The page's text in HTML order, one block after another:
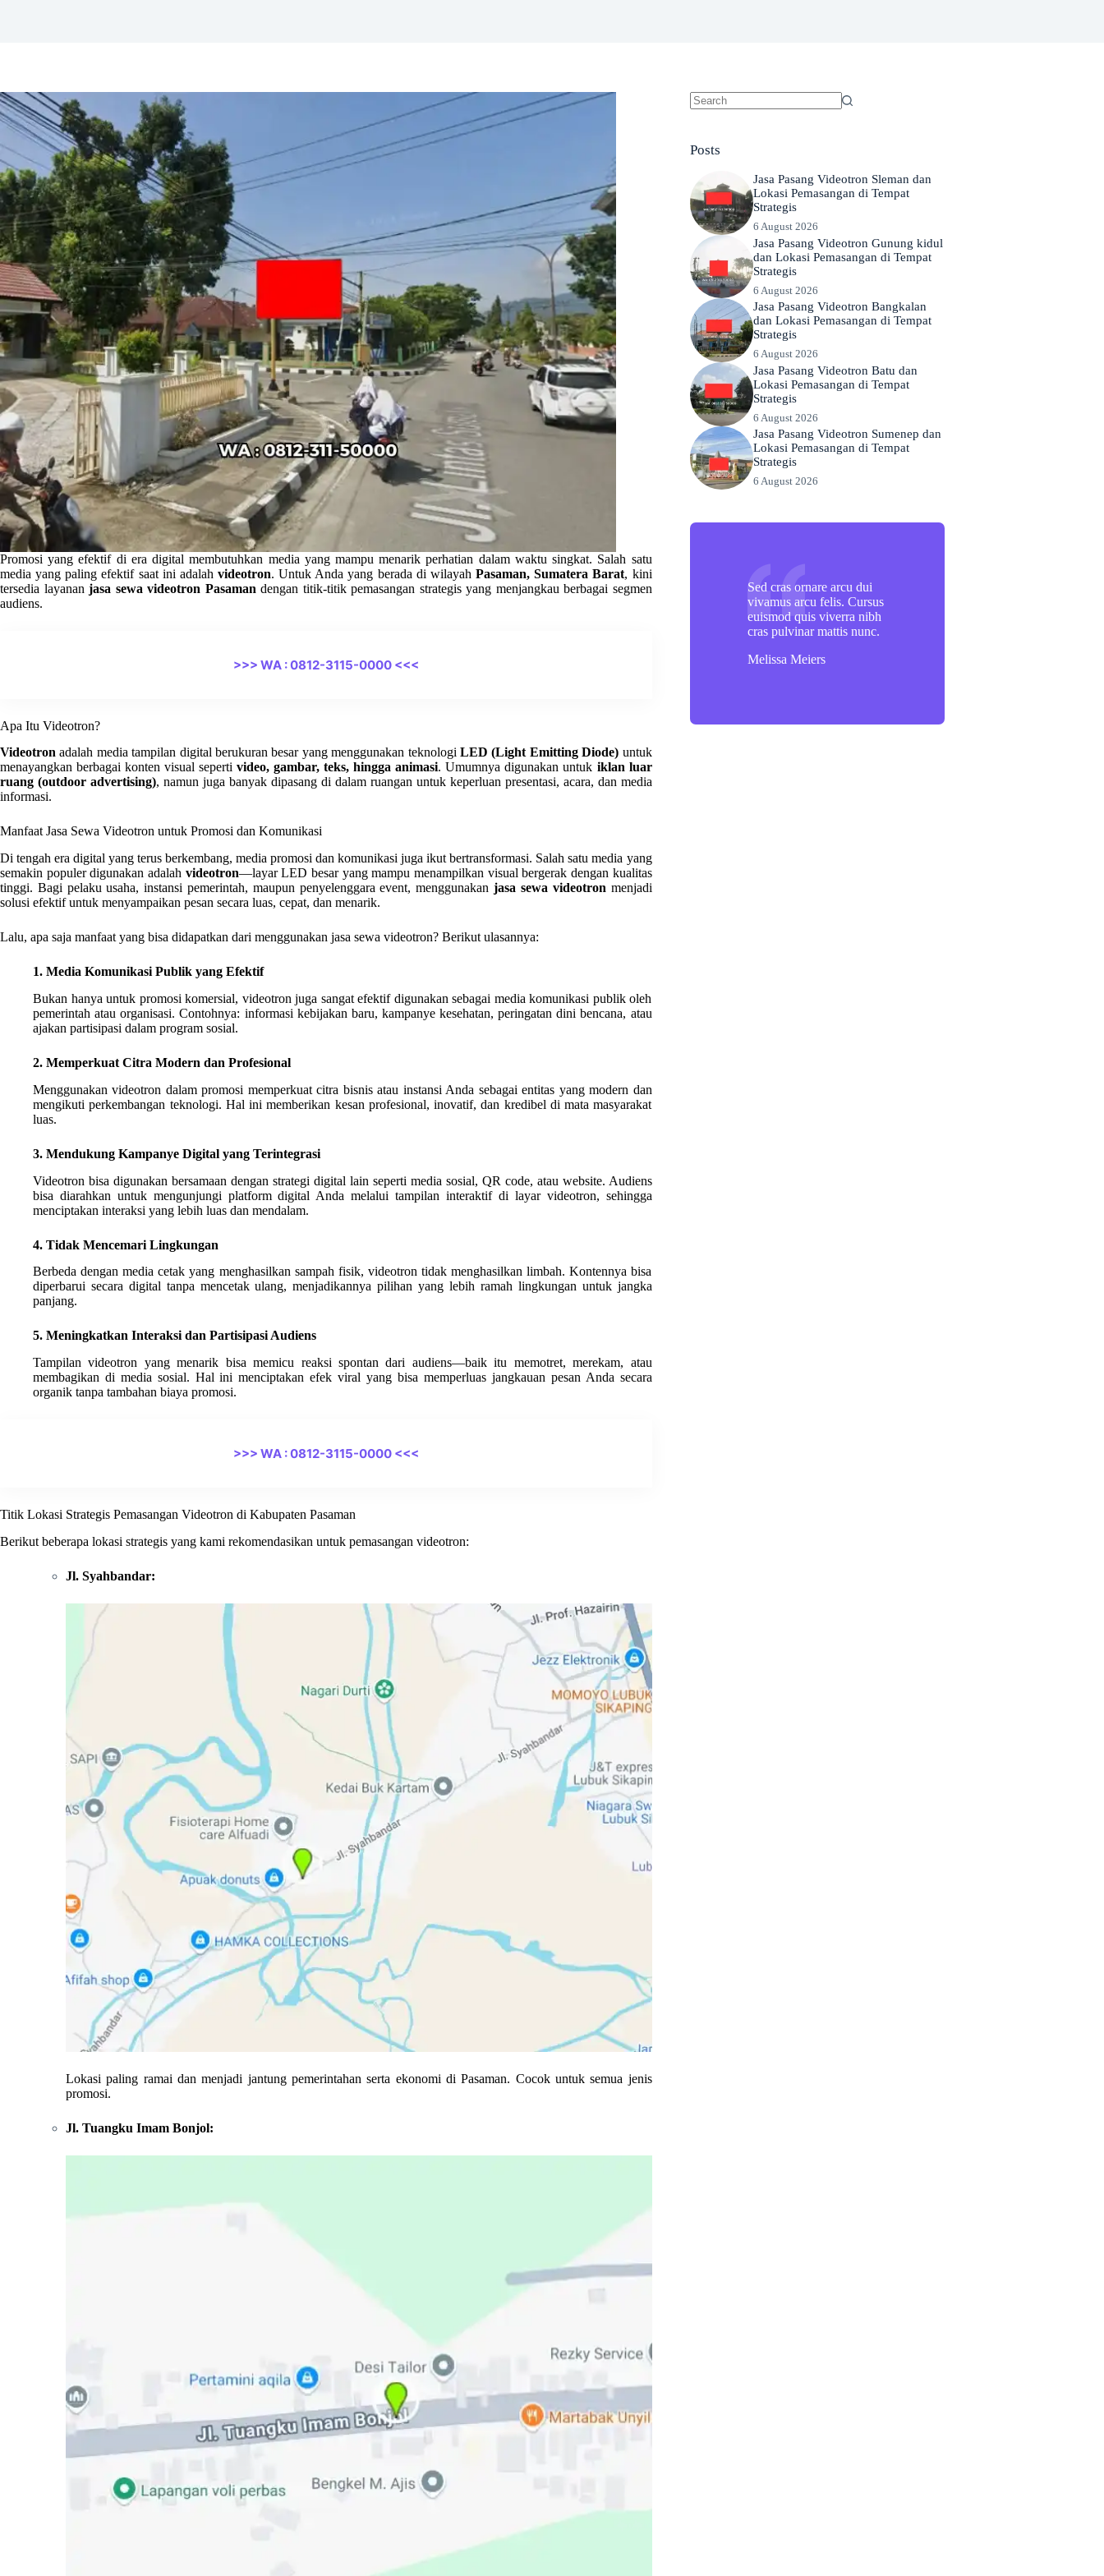
Promosi yang efektif di era digital membutuhkan media yang mampu menarik perhatian dalam waktu singkat. Salah satu
media yang paling efektif saat ini adalahvideotron. Untuk Anda yang berada di wilayahPasaman, Sumatera Barat, kini
tersedia layanan jasa sewa videotron Pasaman dengan titik-titik pemasangan strategis yang menjangkau berbagai segmen
audiens.
>>> WA : 0812-3115-0000 <<<
Apa Itu Videotron?
Videotron adalah media tampilan digital berukuran besar yang menggunakan teknologi LED (Light Emitting Diode) untuk
menayangkan berbagai konten visual sepertivideo, gambar, teks, hingga animasi. Umumnya digunakan untuk iklan luar
ruang (outdoor advertising), namun juga banyak dipasang di dalam ruangan untuk keperluan presentasi, acara, dan media
informasi.
Manfaat Jasa Sewa Videotron untuk Promosi dan Komunikasi
Di tengah era digital yang terus berkembang, media promosi dan komunikasi juga ikut bertransformasi. Salah satu media yang
semakin populer digunakan adalah videotron—layar LED besar yang mampu menampilkan visual bergerak dengan kualitas
tinggi. Bagi pelaku usaha, instansi pemerintah, maupun penyelenggara event, menggunakanjasa sewa videotron menjadi
solusi efektif untuk menyampaikan pesan secara luas, cepat, dan menarik.
Lalu, apa saja manfaat yang bisa didapatkan dari menggunakan jasa sewa videotron? Berikut ulasannya:
1. Media Komunikasi Publik yang Efektif
Bukan hanya untuk promosi komersial, videotron juga sangat efektif digunakan sebagai media komunikasi publik oleh
pemerintah atau organisasi. Contohnya: informasi kebijakan baru, kampanye kesehatan, peringatan dini bencana, atau
ajakan partisipasi dalam program sosial.
2. Memperkuat Citra Modern dan Profesional
Menggunakan videotron dalam promosi memperkuat citra bisnis atau instansi Anda sebagai entitas yang modern dan
mengikuti perkembangan teknologi. Hal ini memberikan kesan profesional, inovatif, dan kredibel di mata masyarakat
luas.
3. Mendukung Kampanye Digital yang Terintegrasi
Videotron bisa digunakan bersamaan dengan strategi digital lain seperti media sosial, QR code, atau website. Audiens
bisa diarahkan untuk mengunjungi platform digital Anda melalui tampilan interaktif di layar videotron, sehingga
menciptakan interaksi yang lebih luas dan mendalam.
4. Tidak Mencemari Lingkungan
Berbeda dengan media cetak yang menghasilkan sampah fisik, videotron tidak menghasilkan limbah. Kontennya bisa
diperbarui secara digital tanpa mencetak ulang, menjadikannya pilihan yang lebih ramah lingkungan untuk jangka
panjang.
5. Meningkatkan Interaksi dan Partisipasi Audiens
Tampilan videotron yang menarik bisa memicu reaksi spontan dari audiens—baik itu memotret, merekam, atau
membagikan di media sosial. Hal ini menciptakan efek viral yang bisa memperluas jangkauan pesan Anda secara
organik tanpa tambahan biaya promosi.
>>> WA : 0812-3115-0000 <<<
Titik Lokasi Strategis Pemasangan Videotron di Kabupaten Pasaman
Berikut beberapa lokasi strategis yang kami rekomendasikan untuk pemasangan videotron:
Jl. Syahbandar:
Lokasi paling ramai dan menjadi jantung pemerintahan serta ekonomi di Pasaman. Cocok untuk semua jenis
promosi.
Jl. Tuangku Imam Bonjol:
Posts
Jasa Pasang Videotron Sleman dan
Lokasi Pemasangan di Tempat
Strategis
6 August 2026
Jasa Pasang Videotron Gunung kidul
dan Lokasi Pemasangan di Tempat
Strategis
6 August 2026
Jasa Pasang Videotron Bangkalan
dan Lokasi Pemasangan di Tempat
Strategis
6 August 2026
Jasa Pasang Videotron Batu dan
Lokasi Pemasangan di Tempat
Strategis
6 August 2026
Jasa Pasang Videotron Sumenep dan
Lokasi Pemasangan di Tempat
Strategis
6 August 2026
Sed cras ornare arcu dui
vivamus arcu felis. Cursus
euismod quis viverra nibh
cras pulvinar mattis nunc.
Melissa Meiers